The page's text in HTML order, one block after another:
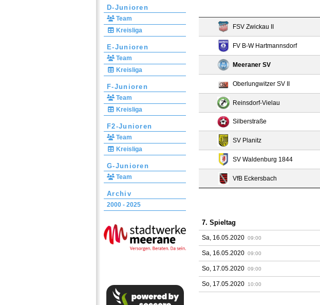
D-Junioren
Team
Kreisliga
E-Junioren
Team
Kreisliga
F-Junioren
Team
Kreisliga
F2-Junioren
Team
Kreisliga
G-Junioren
Team
Archiv
2000 - 2025
FSV Zwickau II
FV B-W Hartmannsdorf
Meeraner SV
Oberlungwitzer SV II
Reinsdorf-Vielau
Silberstraße
SV Planitz
SV Waldenburg 1844
VfB Eckersbach
7. Spieltag
Sa, 16.05.2020 09:00
Sa, 16.05.2020 09:00
So, 17.05.2020 09:00
So, 17.05.2020 10:00